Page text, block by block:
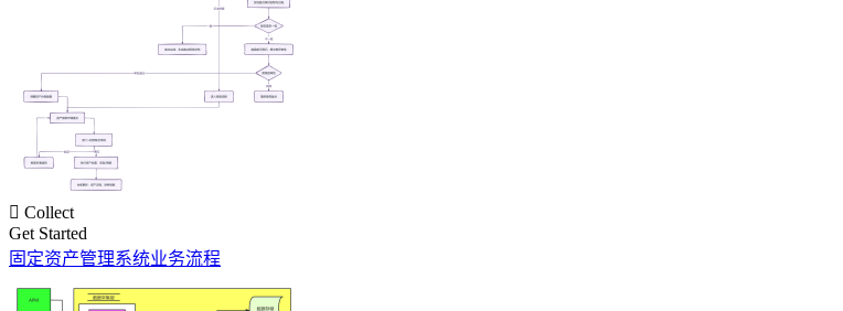
 Collect
Get Started
固定资产管理系统业务流程